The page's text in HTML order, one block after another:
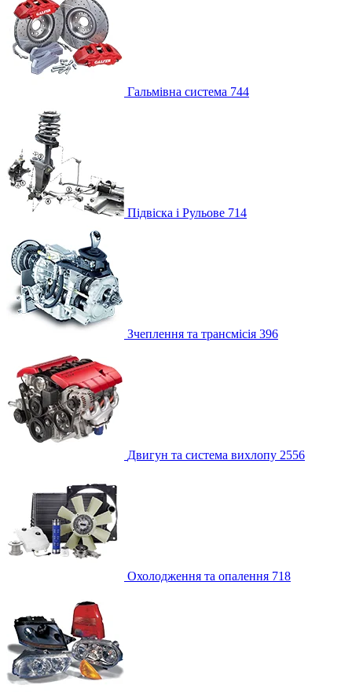
Гальмівна система 744
Підвіска і Рульове 714
Зчеплення та трансмісія 396
Двигун та система вихлопу 2556
Охолодження та опалення 718